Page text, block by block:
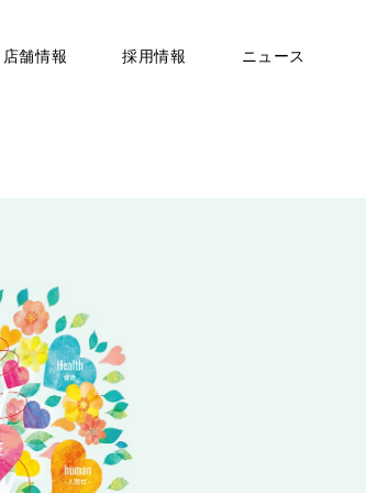
店舗情報 採用情報 ニュース